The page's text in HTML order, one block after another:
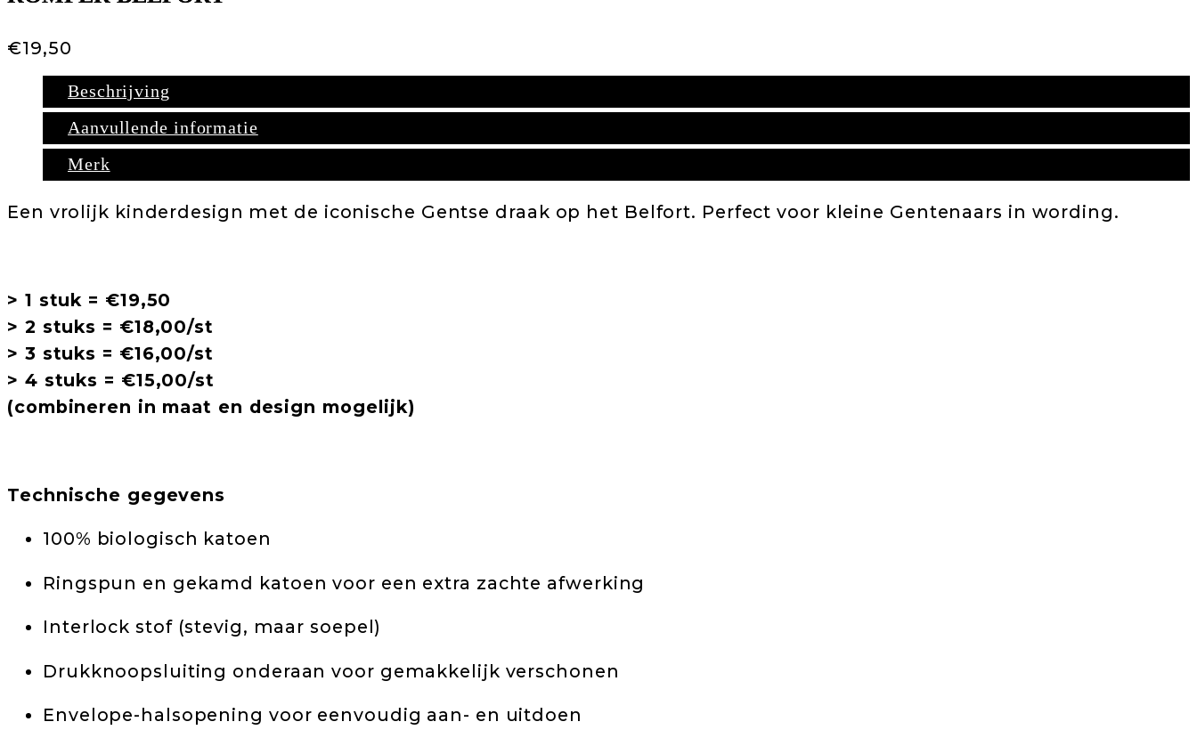
19,50
€
Beschrijving
Aanvullende informatie
Merk
Een vrolijk kinderdesign met de iconische Gentse draak op het Belfort. Perfect voor kleine Gentenaars in wording.
> 1 stuk = €19,50
> 2 stuks = €18,00/st
> 3 stuks = €16,00/st
> 4 stuks = €15,00/st
(combineren in maat en design mogelijk)
Technische gegevens
100% biologisch katoen
Ringspun en gekamd katoen voor een extra zachte afwerking
Interlock stof (stevig, maar soepel)
Drukknoopsluiting onderaan voor gemakkelijk verschonen
Envelope-halsopening voor eenvoudig aan- en uitdoen